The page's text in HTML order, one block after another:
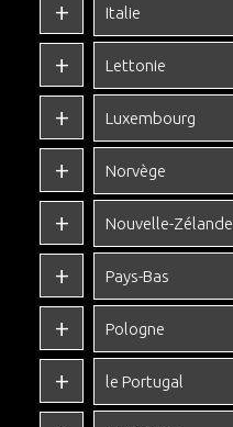
Italie
Lettonie
Luxembourg
Norvège
Nouvelle-Zélande
Pays-Bas
Pologne
le Portugal